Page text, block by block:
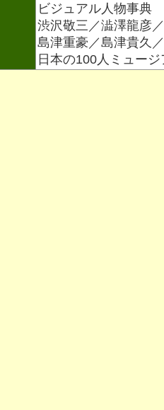
ビジュアル人物事典
渋沢敬三／澁澤龍彦
島津重豪／島津貴久
日本の100人ミュー